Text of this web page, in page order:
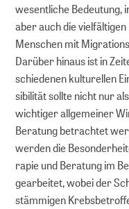
wesentliche Bedeutung,
aber auch die
Menschen mit
Darüber hinaus ist in
schiedenen kulturellen
sibilität sollte nicht nur
wichtiger allgemeiner
Beratung betrachtet
werden die
rapie und Beratung im
gearbeitet, wobei der
stämmigen